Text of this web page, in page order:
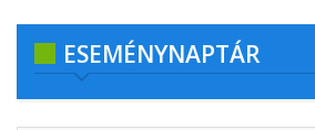
ESEMÉNYNAPTÁR